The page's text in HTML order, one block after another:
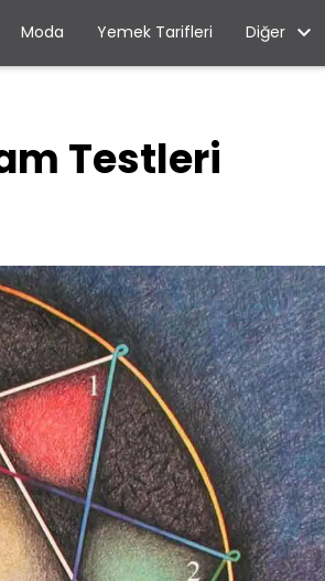
Moda Yemek Tarifleri Diğer
Testleri